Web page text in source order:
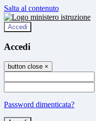
Salta al contenuto
Accedi
Accedi
button close ×
Password dimenticata?